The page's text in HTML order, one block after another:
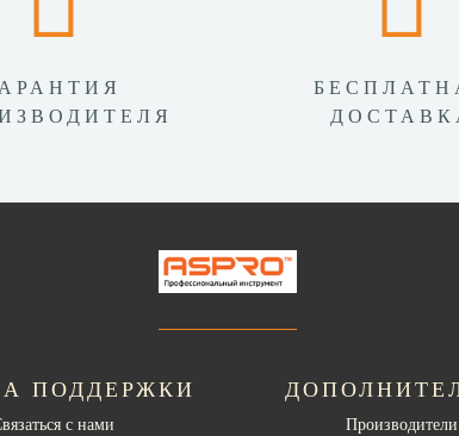
ПОДДЕРЖКИ
с нами Производители